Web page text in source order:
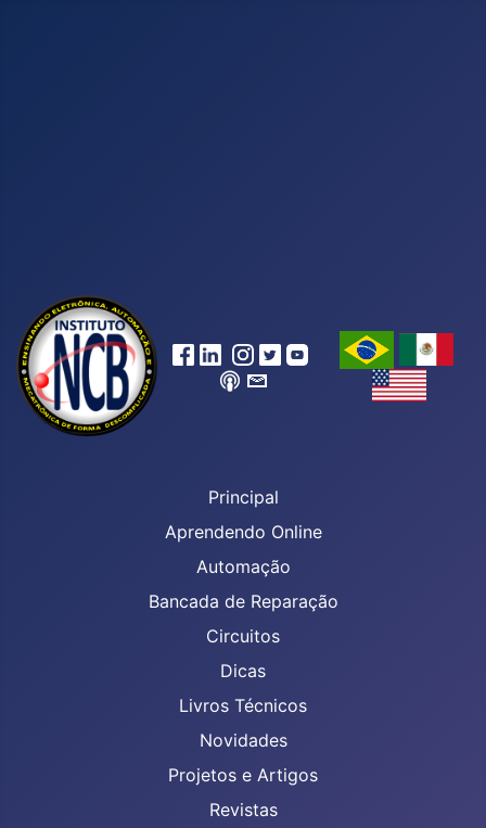
Principal
Aprendendo Online
Automação
Bancada de Reparação
Circuitos
Dicas
Livros Técnicos
Novidades
Projetos e Artigos
Revistas